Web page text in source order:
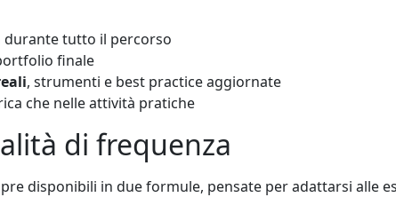
durante tutto il percorso
finale
, strumenti e best practice aggiornate
che nelle attività pratiche
di frequenza
disponibili in due formule, pensate per adattarsi alle